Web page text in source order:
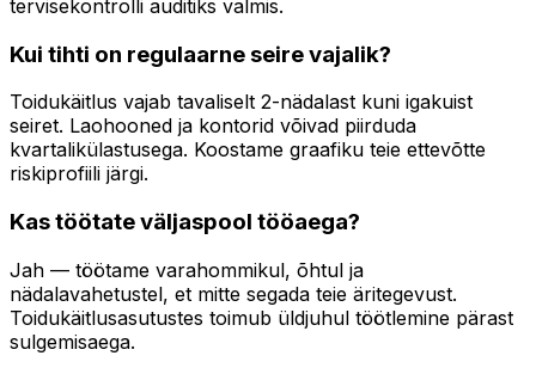
tervisekontrolli auditiks valmis.
Kui tihti on regulaarne seire vajalik?
Toidukäitlus vajab tavaliselt 2-nädalast kuni igakuist
seiret. Laohooned ja kontorid võivad piirduda
kvartalikülastusega. Koostame graafiku teie ettevõtte
riskiprofiili järgi.
Kas töötate väljaspool tööaega?
Jah — töötame varahommikul, õhtul ja
nädalavahetustel, et mitte segada teie äritegevust.
Toidukäitlusasutustes toimub üldjuhul töötlemine pärast
sulgemisaega.